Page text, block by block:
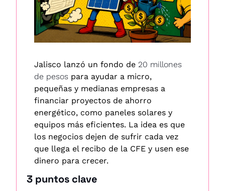
Jalisco lanzó un fondo de 20 millones
de pesos para ayudar a micro,
pequeñas y medianas empresas a
financiar proyectos de ahorro
energético, como paneles solares y
equipos más eficientes. La idea es que
los negocios dejen de sufrir cada vez
que llega el recibo de la CFE y usen ese
dinero para crecer.
3 puntos clave